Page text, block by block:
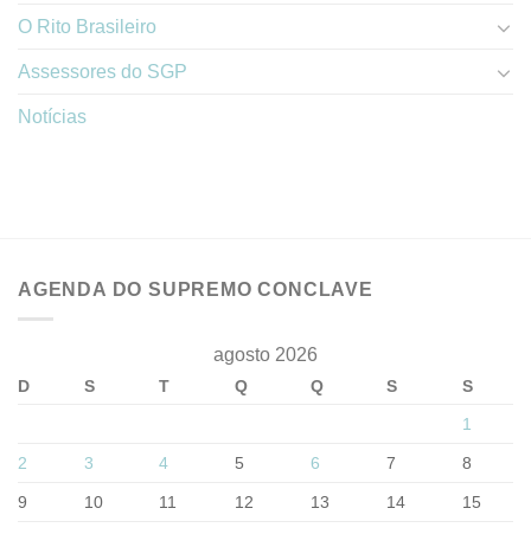
O Rito Brasileiro
Assessores do SGP
Notícias
AGENDA DO SUPREMO CONCLAVE
agosto 2026
D S T Q Q S
S
1
2 3 4 5 6 7 8
9 10 11 12 13 14 15